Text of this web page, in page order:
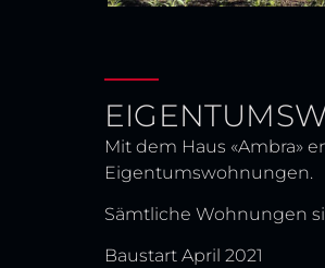
Mit dem Haus «Ambra»
Eigentumswohnungen.
Sämtliche Wohnungen
Baustart April 2021